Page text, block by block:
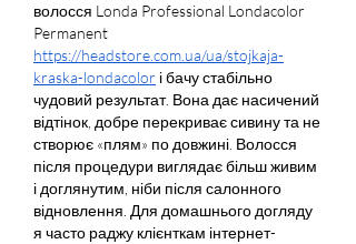
волосся Londa Professional Londacolor
https://headstore.com.ua/ua/stojkaja-
kraska-londacolor і бачу стабільно
чудовий результат. Вона дає насичений
відтінок, добре перекриває сивину та не
створює «плям» по довжині. Волосся
після процедури виглядає більш живим
і доглянутим, ніби після салонного
відновлення. Для домашнього догляду
я часто раджу клієнткам інтернет-